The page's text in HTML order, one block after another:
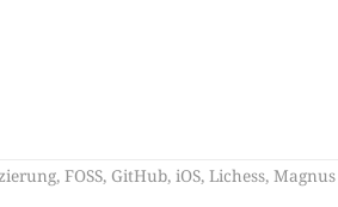
, FOSS, GitHub, iOS, Lichess,